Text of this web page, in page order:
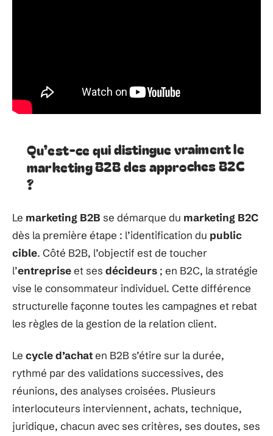
Qu’est-ce qui distingue vraiment le
marketing B2B des approches B2C
?
Le marketing B2B se démarque du marketing B2C
dès la première étape : l’identification du public
cible. Côté B2B, l’objectif est de toucher
l’entrepriseet ses décideurs ; en B2C, la stratégie
vise le consommateur individuel. Cette différence
structurelle façonne toutes les campagnes et rebat
les règles de la gestion de la relation client.
Le cycle d’achaten B2B s’étire sur la durée,
rythmé par des validations successives, des
réunions, des analyses croisées. Plusieurs
interlocuteurs interviennent, achats, technique,
juridique, chacun avec ses critères, ses doutes, ses